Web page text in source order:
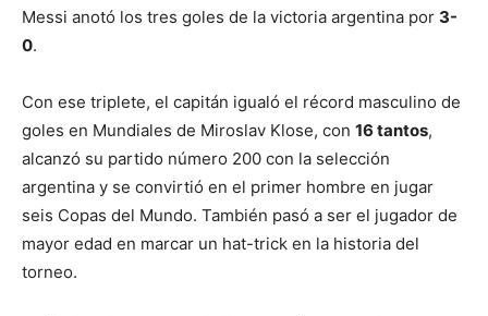
Messi anotó los tres goles de la victoria argentina por 3-
0.
Con ese triplete, el capitán igualó el récord masculino de
goles en Mundiales de Miroslav Klose, con 16 tantos,
alcanzó su partido número 200 con la selección
argentina y se convirtió en el primer hombre en jugar
seis Copas del Mundo. También pasó a ser el jugador de
mayor edad en marcar un hat-trick en la historia del
torneo.